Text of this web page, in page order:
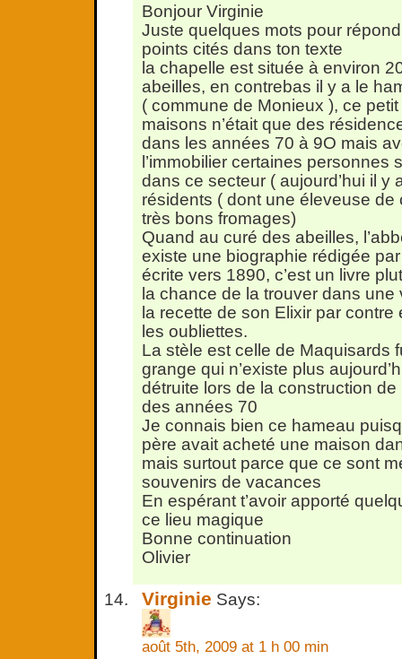
Bonjour Virginie
Juste quelques mots pour
points cités dans ton texte
la chapelle est située à environ
abeilles, en contrebas il y a le
( commune de Monieux ), ce
maisons n’était que des
dans les années 70 à 9O mais
l’immobilier certaines personnes
dans ce secteur ( aujourd’hui il y
résidents ( dont une éleveuse de
très bons fromages)
Quand au curé des abeilles,
existe une biographie rédigée par
écrite vers 1890, c’est un livre
la chance de la trouver dans une
la recette de son Elixir par contre
les oubliettes.
La stèle est celle de Maquisards
grange qui n’existe plus
détruite lors de la construction
des années 70
Je connais bien ce hameau
père avait acheté une maison
mais surtout parce que ce sont
souvenirs de vacances
En espérant t’avoir apporté
ce lieu magique
Bonne continuation
Olivier
Virginie Says:
août 5th, 2009 at 1 h 00 min